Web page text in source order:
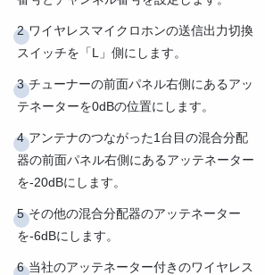
ワイヤレスマイクロホンの送信出力切換
スイッチを「L」側にします。
チューナーの前面パネル右側にあるアッ
テネーターを0dBの位置にします。
アンテナのつながった1台目の混合分配
器の前面パネル右側にあるアッテネーター
を-20dBにします。
その他の混合分配器のアッテネーター
を-6dBにします。
当社のアッテネーター付きのワイヤレス